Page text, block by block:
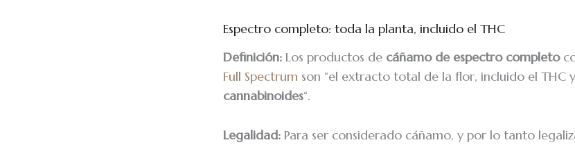
Espectro completo: toda la planta, incluido el THC
Definición: Los productos de cáñamo de espectro completo
Full Spectrum son “el extracto total de la flor, incluido el THC
cannabinoides“.
Legalidad: Para ser considerado cáñamo, y por lo tanto